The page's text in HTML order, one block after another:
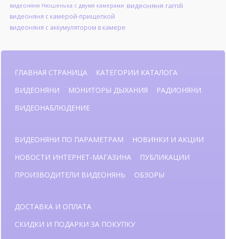
видеоняня Нюшенька с двумя камерами видеоняня ramili
видеоняня с камерой-прищепкой
видеоняня с аккумулятором в камере
ГЛАВНАЯ СТРАНИЦА
КАТЕГОРИИ КАТАЛОГА
ВИДЕОНЯНИ
МОНИТОРЫ ДЫХАНИЯ
РАДИОНЯНИ
ВИДЕОНАБЛЮДЕНИЕ
ВИДЕОНЯНИ ПО ПАРАМЕТРАМ
НОВИНКИ И АКЦИИ
НОВОСТИ ИНТЕРНЕТ-МАГАЗИНА
ПУБЛИКАЦИИ
ПРОИЗВОДИТЕЛИ ВИДЕОНЯНЬ
ОБЗОРЫ
ДОСТАВКА И ОПЛАТА
СКИДКИ И ПОДАРКИ ЗА ПОКУПКУ